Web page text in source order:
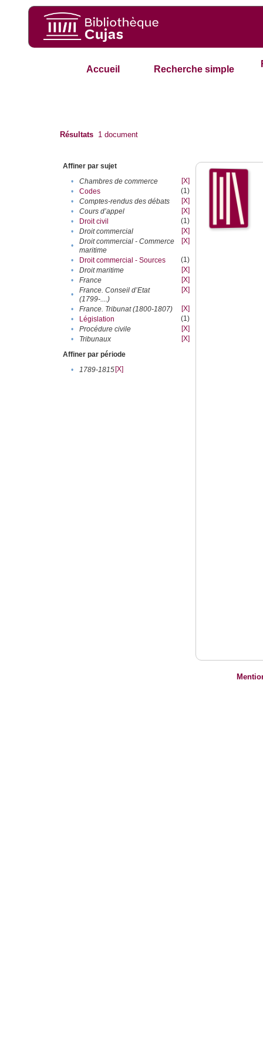
Accueil Recherche simple
Résultats 1 document
Affiner par sujet
•
Chambres de commerce
[X]
•
Codes
(1)
•
Comptes-rendus des débats
[X]
•
Cours d’appel
[X]
•
Droit civil
(1)
•
Droit commercial
[X]
•
Droit commercial - Commerce
maritime
[X]
• Droit commercial - Sources
(1)
•
Droit maritime
[X]
•
France
[X]
•
France. Conseil d’Etat
(1799-....)
[X]
• France. Tribunat (1800-1807)
[X]
•
Législation
(1)
•
Procédure civile
[X]
•
Tribunaux
[X]
Affiner par période
•
1789-1815[X]